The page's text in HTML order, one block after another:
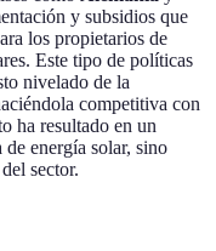
y subsidios que
los propietarios de
Este tipo de políticas
nivelado de la
competitiva con
ha resultado en un
energía solar, sino
sector.